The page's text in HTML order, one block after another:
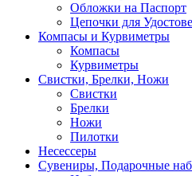
Обложки на Паспорт
Цепочки для
Компасы и Курвиметры
Компасы
Курвиметры
Свистки, Брелки, Ножи
Свистки
Брелки
Ножи
Пилотки
Несессеры
Сувениры, Подарочные